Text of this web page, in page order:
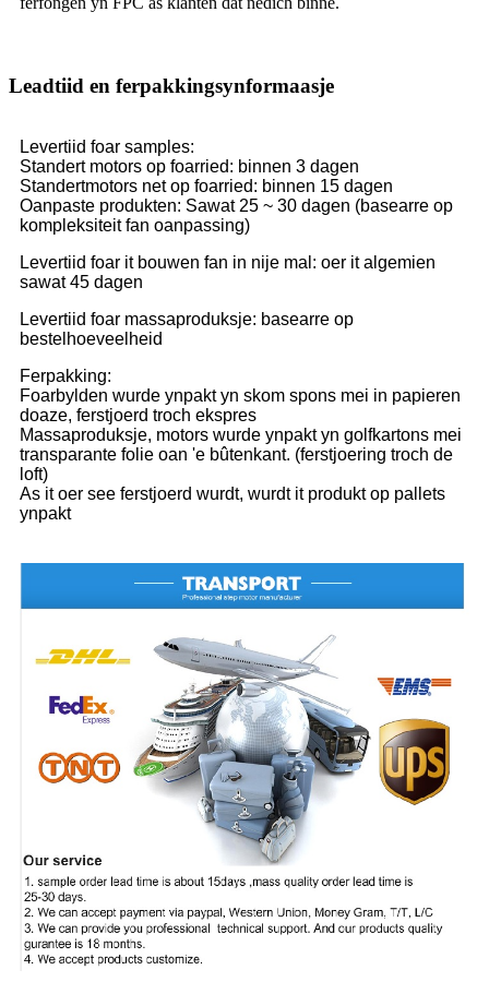
Leadtiid en ferpakkingsynformaasje
Levertiid foar samples:
Standert motors op foarried: binnen 3 dagen
Standertmotors net op foarried: binnen 15 dagen
Oanpaste produkten: Sawat 25 ~ 30 dagen (basearre op
kompleksiteit fan oanpassing)
Levertiid foar it bouwen fan in nije mal: oer it algemien
sawat 45 dagen
Levertiid foar massaproduksje: basearre op
bestelhoeveelheid
Ferpakking:
Foarbylden wurde ynpakt yn skom spons mei in papieren
doaze, ferstjoerd troch ekspres
Massaproduksje, motors wurde ynpakt yn golfkartons mei
transparante folie oan 'e bûtenkant. (ferstjoering troch de
loft)
As it oer see ferstjoerd wurdt, wurdt it produkt op pallets
ynpakt